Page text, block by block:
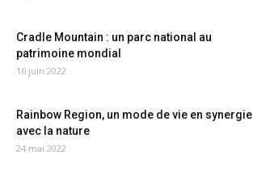
Cradle Mountain : un parc national au
patrimoine mondial
16 juin 2022
Rainbow Region, un mode de vie en synergie
avec la nature
24 mai 2022